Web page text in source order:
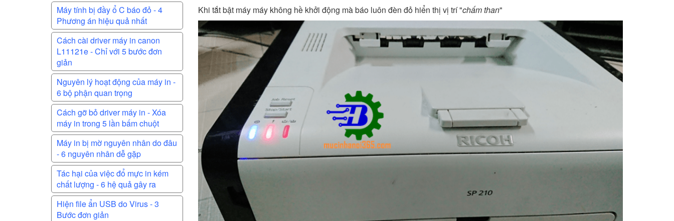
Máy tính bị đầy ổ C báo đỏ - 4
Phương án hiệu quả nhất
Cách cài driver máy in canon
L11121e - Chỉ với 5 bước đơn
giản
Nguyên lý hoạt động của máy in -
6 bộ phận quan trọng
Cách gỡ bỏ driver máy in - Xóa
máy in trong 5 lần bấm chuột
Máy in bị mờ nguyên nhân do đâu
- 6 nguyên nhân dễ gặp
Tác hại của việc đổ mực in kém
chất lượng - 6 hệ quả gây ra
Hiện file ẩn USB do Virus - 3
Bước đơn giản
Khi tắt bật máy máy không hề khởi động mà báo luôn đèn đỏ hiển thị vị trí "chấm than"